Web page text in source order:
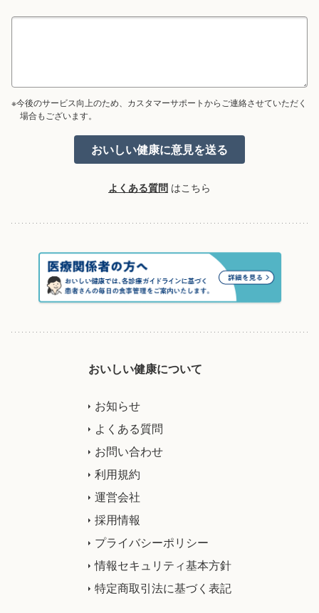
※今後のサービス向上のため、カスタマーサポートからご連絡させていただく
場合もございます。
よくある質問 はこちら
おいしい健康について
お知らせ
よくある質問
お問い合わせ
利用規約
運営会社
採用情報
プライバシーポリシー
情報セキュリティ基本方針
特定商取引法に基づく表記